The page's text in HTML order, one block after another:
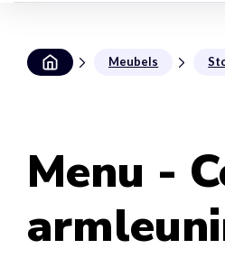
Meubels
Menu -